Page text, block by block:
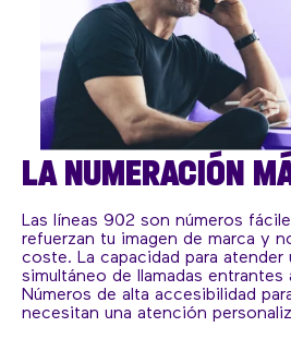
LA NUMERACIÓN
Las líneas 902 son números
refuerzan tu imagen de marca y
coste. La capacidad para atender
simultáneo de llamadas entrantes
Números de alta accesibilidad
necesitan una atención